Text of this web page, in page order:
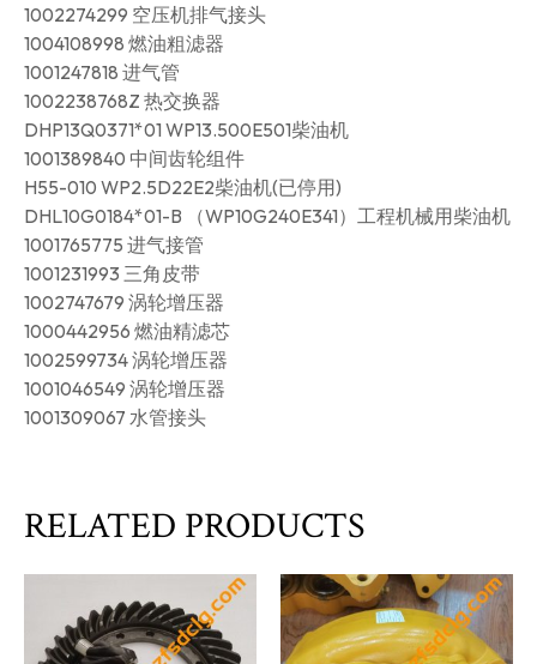
1002274299 空压机排气接头
1004108998 燃油粗滤器
1001247818 进气管
1002238768Z 热交换器
DHP13Q0371*01 WP13.500E501柴油机
1001389840 中间齿轮组件
H55-010 WP2.5D22E2柴油机(已停用)
DHL10G0184*01-B （WP10G240E341）工程机械用柴油机
1001765775 进气接管
1001231993 三角皮带
1002747679 涡轮增压器
1000442956 燃油精滤芯
1002599734 涡轮增压器
1001046549 涡轮增压器
1001309067 水管接头
RELATED PRODUCTS